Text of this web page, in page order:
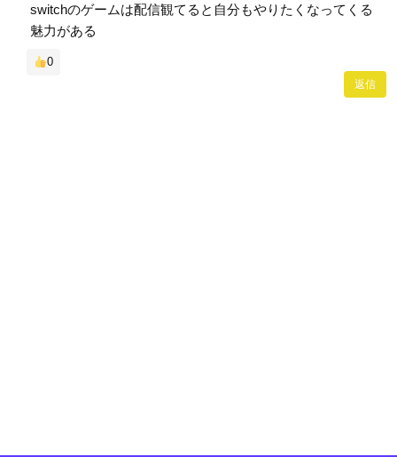
switchのゲームは配信観てると自分もやりたくなってくる
魅力がある
0
返信